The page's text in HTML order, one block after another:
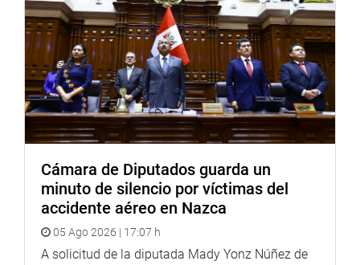
Cámara de Diputados guarda un
minuto de silencio por víctimas del
accidente aéreo en Nazca
05 Ago 2026 | 17:07 h
A solicitud de la diputada Mady Yonz Núñez de